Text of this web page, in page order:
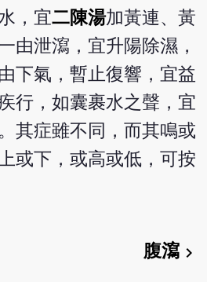
，宜二陳湯加黃連、黃
由泄瀉，宜升陽除濕，
下氣，暫止復響，宜益
行，如囊裹水之聲，宜
其症雖不同，而其鳴或
或下，或高或低，可按
腹瀉chevron_right